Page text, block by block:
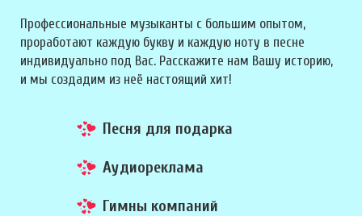
Профессиональные музыканты с большим опытом,
проработают каждую букву и каждую ноту в песне
индивидуально под Вас. Расскажите нам Вашу историю,
и мы создадим из неё настоящий хит!
Песня для подарка
Аудиореклама
Гимны компаний